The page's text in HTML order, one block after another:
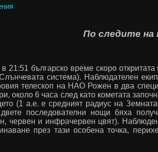
По следите
21:51 българско време скоро
система). Наблюдателен
телескоп на НАО Рожен в два
около 6 часа след като кометата
(1 а.е. е средният радиус на
последователни нощи бяха
червен и инфрачервен цвят).
през тази особена точка,